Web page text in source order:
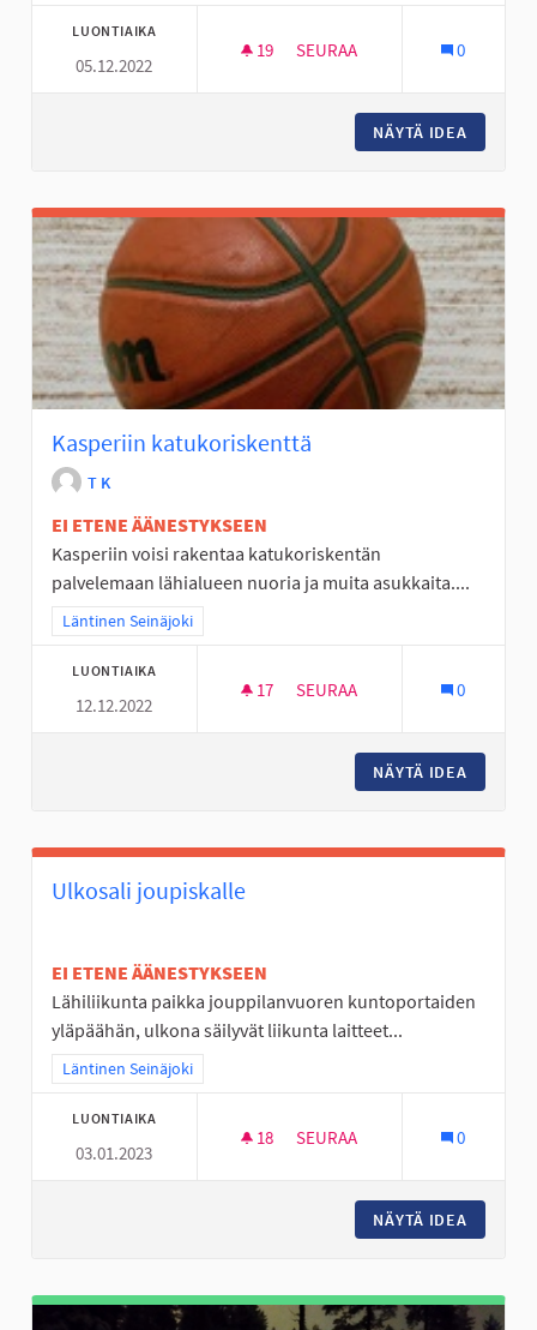
LUONTIAIKA
05.12.2022
19 19 SEURAAJAA
SEURAA 0
NÄYTÄ IDEA
Kasperiin katukoriskenttä
T K
EI ETENE ÄÄNESTYKSEEN
Kasperiin voisi rakentaa katukoriskentän
palvelemaan lähialueen nuoria ja muita asukkaita....
Rajaa tulokset teeman mukaan: Läntinen Seinäjoki
Läntinen Seinäjoki
LUONTIAIKA
12.12.2022
17 17 SEURAAJAA
SEURAA 0
NÄYTÄ IDEA
Ulkosali joupiskalle
EI ETENE ÄÄNESTYKSEEN
Lähiliikunta paikka jouppilanvuoren kuntoportaiden
yläpäähän, ulkona säilyvät liikunta laitteet...
Rajaa tulokset teeman mukaan: Läntinen Seinäjoki
Läntinen Seinäjoki
LUONTIAIKA
03.01.2023
18 18 SEURAAJAA
SEURAA 0
NÄYTÄ IDEA